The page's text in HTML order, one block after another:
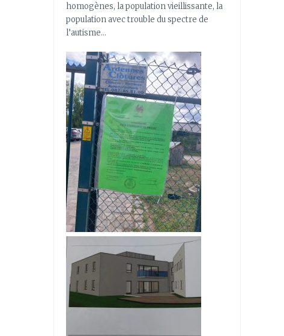
homogènes, la population vieillissante, la
population avec trouble du spectre de
l’autisme…